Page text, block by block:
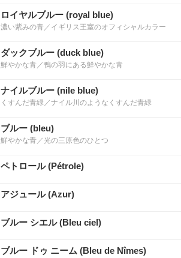
ロイヤルブルー (royal blue)
濃い紫みの青／イギリス王室のオフィシャルカラー
ダックブルー (duck blue)
鮮やかな青／鴨の羽にある鮮やかな青
ナイルブルー (nile blue)
くすんだ青緑／ナイル川のようなくすんだ青緑
ブルー (bleu)
鮮やかな青／光の三原色のひとつ
ペトロール (Pétrole)
アジュール (Azur)
ブルー シエル (Bleu ciel)
ブルー ドゥ ニーム (Bleu de Nîmes)